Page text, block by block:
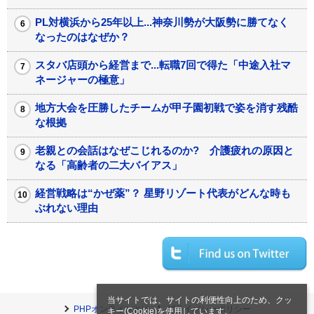
当サイトでは、サイトの利便性向上のため、クッ
キー(Cookie)を使用しています。
PL対横浜から25年以上...神奈川勢が大阪勢に勝てなく
なったのはなぜか？
スタバ店頭から経営まで...転職7回で得た「中途入社マ
ネージャーの極意」
地方大会を圧勝したチームが甲子園初戦で姿を消す残酷
な根拠
老親との会話はなぜこじれるのか? 介護疲れの原因と
なる「高齢者の二大バイアス」
経営戦略は“かぜ薬”？ 星野リゾート代表がどんな時も
ぶれない理由
PHPオンラインとは プライバシーポリシー